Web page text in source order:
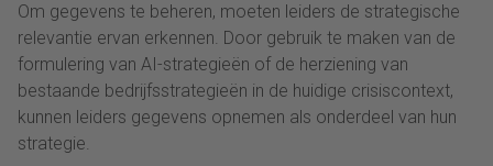
Om gegevens te beheren, moeten leiders de strategische
relevantie ervan erkennen. Door gebruik te maken van de
formulering van AI-strategieën of de herziening van
bestaande bedrijfsstrategieën in de huidige crisiscontext,
kunnen leiders gegevens opnemen als onderdeel van hun
strategie.